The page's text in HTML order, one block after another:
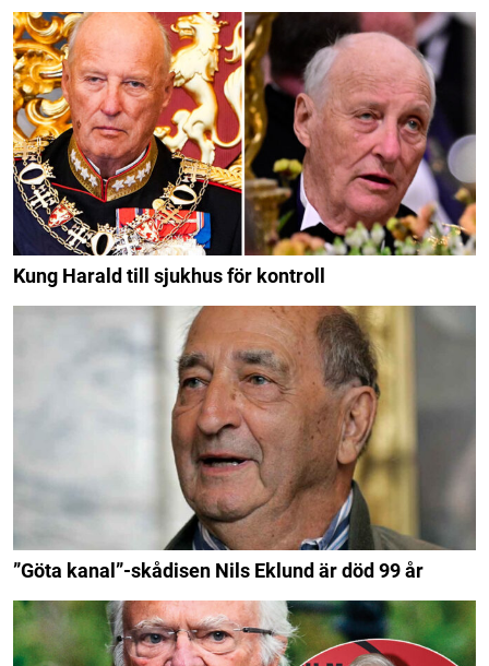
Kung Harald till sjukhus för kontroll
”Göta kanal”-skådisen Nils Eklund är död 99 år